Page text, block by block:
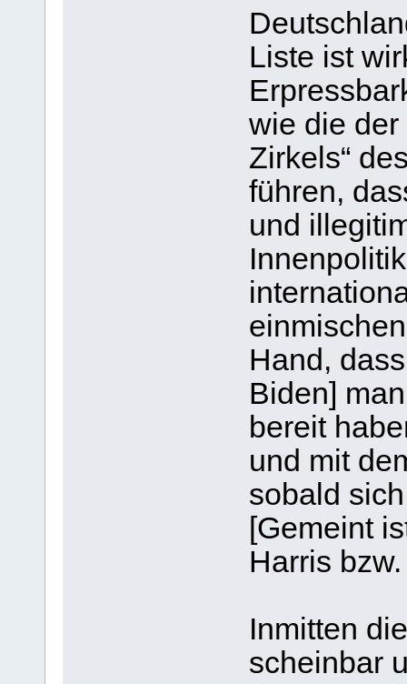
Liste ist
wie die der
Zirkels“
führen,
und
Hand,
Biden]
bereit
und mit
sobald
[Gemeint
Harris
Inmitten
scheinbar